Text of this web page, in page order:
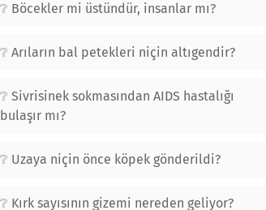
Böcekler mi üstündür, insanlar mı?
Arıların bal petekleri niçin altıgendir?
Sivrisinek sokmasından AIDS hastalığı
bulaşır mı?
Uzaya niçin önce köpek gönderildi?
Kırk sayısının gizemi nereden geliyor?